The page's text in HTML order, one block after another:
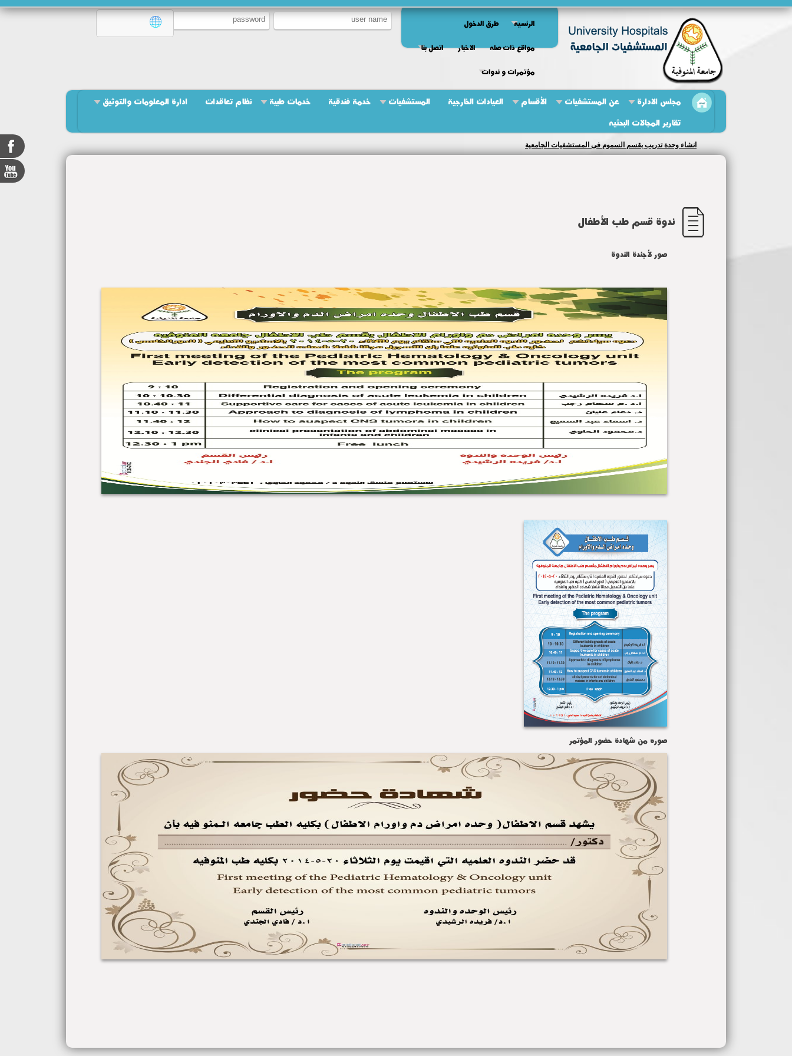
الرئسيه
طرق الدخول
مواقع ذات صله
الاخبار
اتصل بنا
مؤتمرات و ندوات
مجلس الادارة عن المستشفيات الأقسام العيادات الخارجية المستشفيات خدمة فندقية خدمات طبية نظام تعاقدات
ادارة المعلومات والتوثيق
تقارير المجالات البحثيه
انشاء وحدة تدريب بقسم السموم فى المستشفيات الجامعية
ندوة قسم طب الأطفال
صور لأجندة الندوة
صوره من شهادة حضور المؤتمر